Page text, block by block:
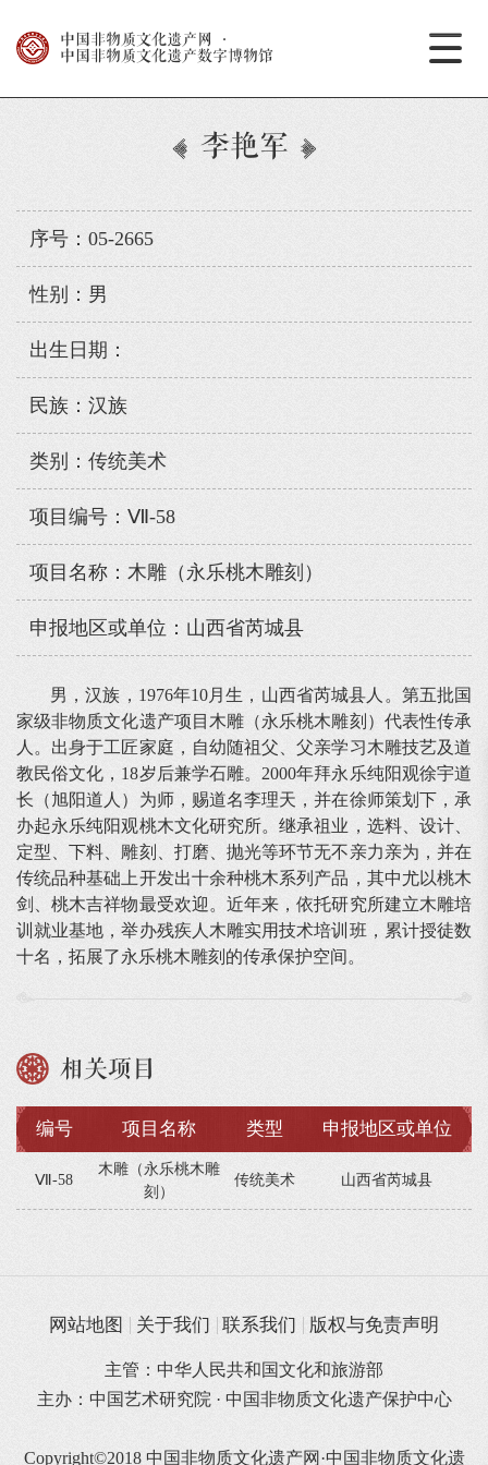
中国非物质文化遗产网
·
中国非物质文化遗产数字博物馆
李艳军
序号：05-2665
性别：男
出生日期：
民族：汉族
类别：传统美术
项目编号：Ⅶ-58
项目名称：木雕（永乐桃木雕刻）
申报地区或单位：山西省芮城县
男，汉族，1976年10月生，山西省芮城县人。第五批国
家级非物质文化遗产项目木雕（永乐桃木雕刻）代表性传承
人。出身于工匠家庭，自幼随祖父、父亲学习木雕技艺及道
教民俗文化，18岁后兼学石雕。2000年拜永乐纯阳观徐宇道
长（旭阳道人）为师，赐道名李理天，并在徐师策划下，承
办起永乐纯阳观桃木文化研究所。继承祖业，选料、设计、
定型、下料、雕刻、打磨、抛光等环节无不亲力亲为，并在
传统品种基础上开发出十余种桃木系列产品，其中尤以桃木
剑、桃木吉祥物最受欢迎。近年来，依托研究所建立木雕培
训就业基地，举办残疾人木雕实用技术培训班，累计授徒数
十名，拓展了永乐桃木雕刻的传承保护空间。
相关项目
编号 项目名称 类型 申报地区或单位
Ⅶ-58
木雕（永乐桃木雕
刻）
传统美术 山西省芮城县
网站地图 关于我们 联系我们 版权与免责声明
主管：中华人民共和国文化和旅游部
主办：中国艺术研究院 · 中国非物质文化遗产保护中心
Copyright©2018 中国非物质文化遗产网·中国非物质文化遗